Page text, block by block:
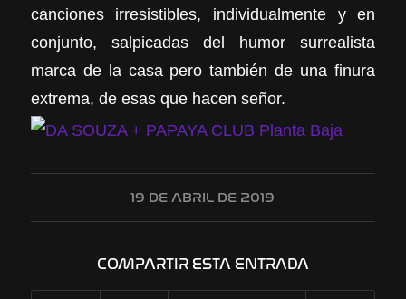
canciones irresistibles, individualmente y en
conjunto, salpicadas del humor surrealista
marca de la casa pero también de una finura
extrema, de esas que hacen señor.
19 DE ABRIL DE 2019
COMPARTIR ESTA ENTRADA